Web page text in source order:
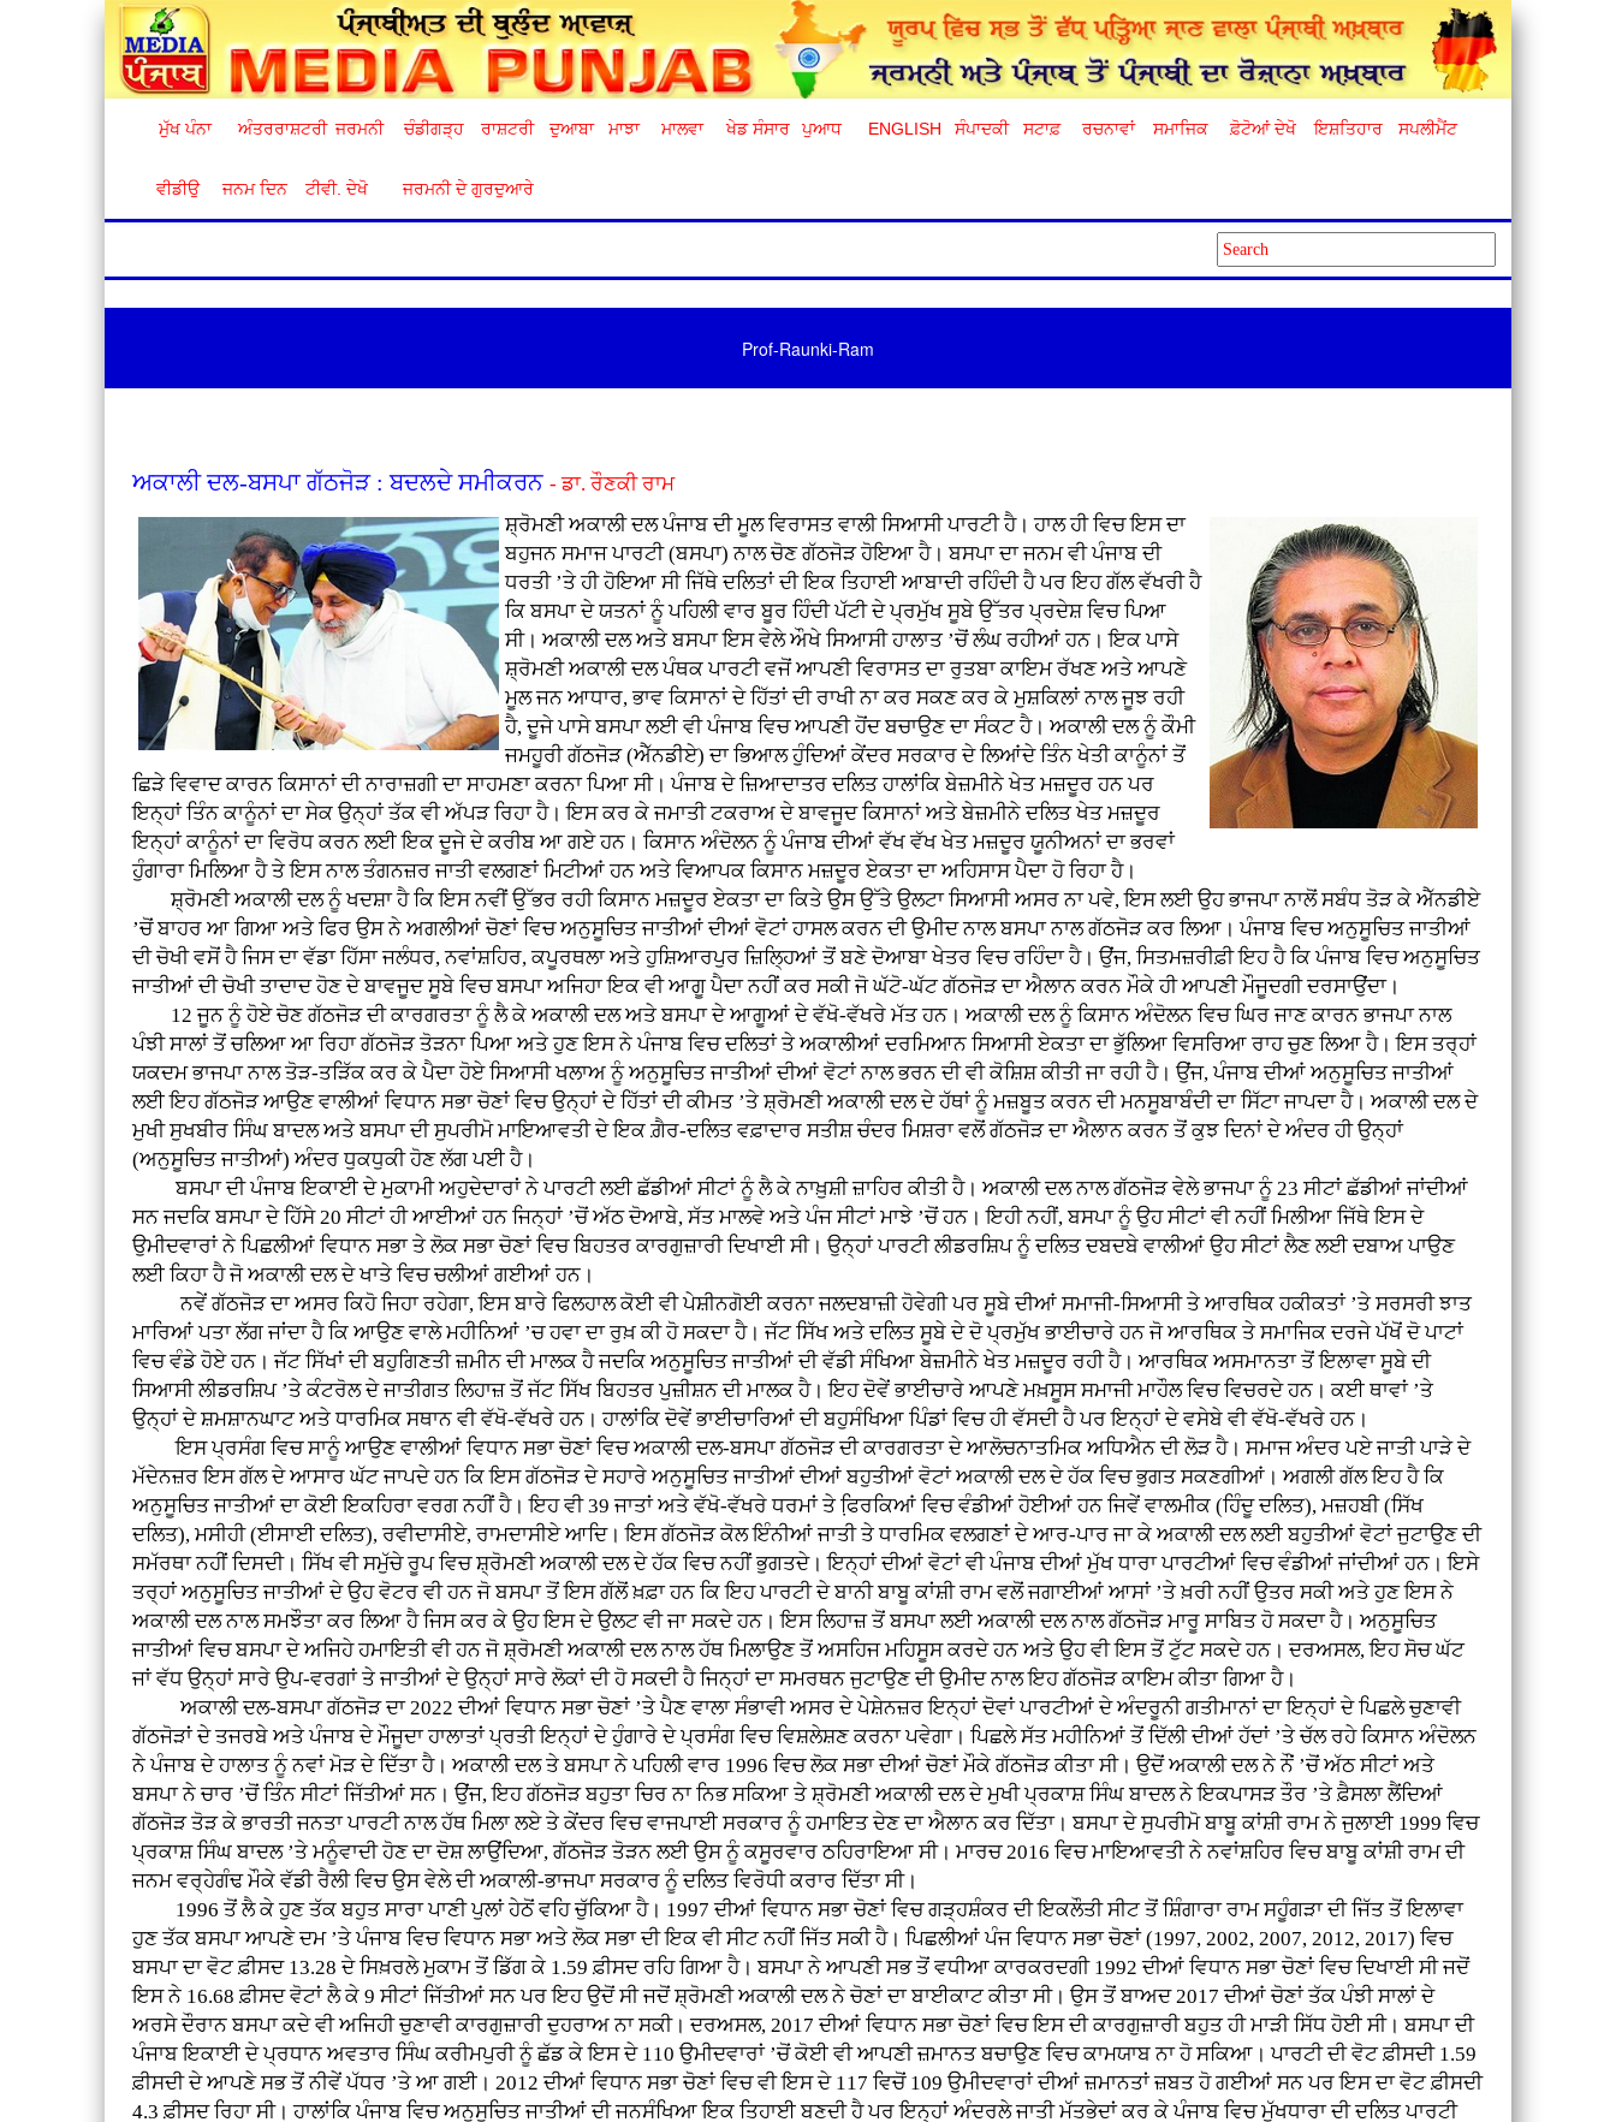
ਮੁੱਖ ਪੰਨਾ ਅੰਤਰਰਾਸ਼ਟਰੀ ਜਰਮਨੀ ਚੰਡੀਗੜ੍ਹ ਰਾਸ਼ਟਰੀ ਦੁਆਬਾ ਮਾਝਾ ਮਾਲਵਾ ਖੇਡ ਸੰਸਾਰ ਪੁਆਧ ENGLISH ਸੰਪਾਦਕੀ ਸਟਾਫ਼ ਰਚਨਾਵਾਂ ਸਮਾਜਿਕ ਫ਼ੋਟੋਆਂ ਦੇਖੋ ਇਸ਼ਤਿਹਾਰ ਸਪਲੀਮੈਂਟ
ਵੀਡੀਉ ਜਨਮ ਦਿਨ ਟੀਵੀ. ਦੇਖੋ ਜਰਮਨੀ ਦੇ ਗੁਰਦੁਆਰੇ
Prof-Raunki-Ram
ਅਕਾਲੀ ਦਲ-ਬਸਪਾ ਗੱਠਜੋੜ : ਬਦਲਦੇ ਸਮੀਕਰਨ- ਡਾ. ਰੌਣਕੀ ਰਾਮ
ਸ਼੍ਰੋਮਣੀ ਅਕਾਲੀ ਦਲ ਪੰਜਾਬ ਦੀ ਮੂਲ ਵਿਰਾਸਤ ਵਾਲੀ ਸਿਆਸੀ ਪਾਰਟੀ ਹੈ। ਹਾਲ ਹੀ ਵਿਚ ਇਸ ਦਾ
ਬਹੁਜਨ ਸਮਾਜ ਪਾਰਟੀ (ਬਸਪਾ) ਨਾਲ ਚੋਣ ਗੱਠਜੋੜ ਹੋਇਆ ਹੈ। ਬਸਪਾ ਦਾ ਜਨਮ ਵੀ ਪੰਜਾਬ ਦੀ
ਧਰਤੀ ’ਤੇ ਹੀ ਹੋਇਆ ਸੀ ਜਿੱਥੇ ਦਲਿਤਾਂ ਦੀ ਇਕ ਤਿਹਾਈ ਆਬਾਦੀ ਰਹਿੰਦੀ ਹੈ ਪਰ ਇਹ ਗੱਲ ਵੱਖਰੀ ਹੈ
ਕਿ ਬਸਪਾ ਦੇ ਯਤਨਾਂ ਨੂੰ ਪਹਿਲੀ ਵਾਰ ਬੂਰ ਹਿੰਦੀ ਪੱਟੀ ਦੇ ਪ੍ਰਮੁੱਖ ਸੂਬੇ ਉੱਤਰ ਪ੍ਰਦੇਸ਼ ਵਿਚ ਪਿਆ
ਸੀ। ਅਕਾਲੀ ਦਲ ਅਤੇ ਬਸਪਾ ਇਸ ਵੇਲੇ ਔਖੇ ਸਿਆਸੀ ਹਾਲਾਤ ’ਚੋਂ ਲੰਘ ਰਹੀਆਂ ਹਨ। ਇਕ ਪਾਸੇ
ਸ਼੍ਰੋਮਣੀ ਅਕਾਲੀ ਦਲ ਪੰਥਕ ਪਾਰਟੀ ਵਜੋਂ ਆਪਣੀ ਵਿਰਾਸਤ ਦਾ ਰੁਤਬਾ ਕਾਇਮ ਰੱਖਣ ਅਤੇ ਆਪਣੇ
ਮੂਲ ਜਨ ਆਧਾਰ, ਭਾਵ ਕਿਸਾਨਾਂ ਦੇ ਹਿੱਤਾਂ ਦੀ ਰਾਖੀ ਨਾ ਕਰ ਸਕਣ ਕਰ ਕੇ ਮੁਸ਼ਕਿਲਾਂ ਨਾਲ ਜੂਝ ਰਹੀ
ਹੈ, ਦੂਜੇ ਪਾਸੇ ਬਸਪਾ ਲਈ ਵੀ ਪੰਜਾਬ ਵਿਚ ਆਪਣੀ ਹੋਂਦ ਬਚਾਉਣ ਦਾ ਸੰਕਟ ਹੈ। ਅਕਾਲੀ ਦਲ ਨੂੰ ਕੌਮੀ
ਜਮਹੂਰੀ ਗੱਠਜੋੜ (ਐੱਨਡੀਏ) ਦਾ ਭਿਆਲ ਹੁੰਦਿਆਂ ਕੇਂਦਰ ਸਰਕਾਰ ਦੇ ਲਿਆਂਦੇ ਤਿੰਨ ਖੇਤੀ ਕਾਨੂੰਨਾਂ ਤੋਂ
ਛਿੜੇ ਵਿਵਾਦ ਕਾਰਨ ਕਿਸਾਨਾਂ ਦੀ ਨਾਰਾਜ਼ਗੀ ਦਾ ਸਾਹਮਣਾ ਕਰਨਾ ਪਿਆ ਸੀ। ਪੰਜਾਬ ਦੇ ਜ਼ਿਆਦਾਤਰ ਦਲਿਤ ਹਾਲਾਂਕਿ ਬੇਜ਼ਮੀਨੇ ਖੇਤ ਮਜ਼ਦੂਰ ਹਨ ਪਰ
ਇਨ੍ਹਾਂ ਤਿੰਨ ਕਾਨੂੰਨਾਂ ਦਾ ਸੇਕ ਉਨ੍ਹਾਂ ਤੱਕ ਵੀ ਅੱਪੜ ਰਿਹਾ ਹੈ। ਇਸ ਕਰ ਕੇ ਜਮਾਤੀ ਟਕਰਾਅ ਦੇ ਬਾਵਜੂਦ ਕਿਸਾਨਾਂ ਅਤੇ ਬੇਜ਼ਮੀਨੇ ਦਲਿਤ ਖੇਤ ਮਜ਼ਦੂਰ
ਇਨ੍ਹਾਂ ਕਾਨੂੰਨਾਂ ਦਾ ਵਿਰੋਧ ਕਰਨ ਲਈ ਇਕ ਦੂਜੇ ਦੇ ਕਰੀਬ ਆ ਗਏ ਹਨ। ਕਿਸਾਨ ਅੰਦੋਲਨ ਨੂੰ ਪੰਜਾਬ ਦੀਆਂ ਵੱਖ ਵੱਖ ਖੇਤ ਮਜ਼ਦੂਰ ਯੂਨੀਅਨਾਂ ਦਾ ਭਰਵਾਂ
ਹੁੰਗਾਰਾ ਮਿਲਿਆ ਹੈ ਤੇ ਇਸ ਨਾਲ ਤੰਗਨਜ਼ਰ ਜਾਤੀ ਵਲਗਣਾਂ ਮਿਟੀਆਂ ਹਨ ਅਤੇ ਵਿਆਪਕ ਕਿਸਾਨ ਮਜ਼ਦੂਰ ਏਕਤਾ ਦਾ ਅਹਿਸਾਸ ਪੈਦਾ ਹੋ ਰਿਹਾ ਹੈ।
ਸ਼੍ਰੋਮਣੀ ਅਕਾਲੀ ਦਲ ਨੂੰ ਖਦਸ਼ਾ ਹੈ ਕਿ ਇਸ ਨਵੀਂ ਉੱਭਰ ਰਹੀ ਕਿਸਾਨ ਮਜ਼ਦੂਰ ਏਕਤਾ ਦਾ ਕਿਤੇ ਉਸ ਉੱਤੇ ਉਲਟਾ ਸਿਆਸੀ ਅਸਰ ਨਾ ਪਵੇ, ਇਸ ਲਈ ਉਹ ਭਾਜਪਾ ਨਾਲੋਂ ਸਬੰਧ ਤੋੜ ਕੇ ਐੱਨਡੀਏ
’ਚੋਂ ਬਾਹਰ ਆ ਗਿਆ ਅਤੇ ਫਿਰ ਉਸ ਨੇ ਅਗਲੀਆਂ ਚੋਣਾਂ ਵਿਚ ਅਨੁਸੂਚਿਤ ਜਾਤੀਆਂ ਦੀਆਂ ਵੋਟਾਂ ਹਾਸਲ ਕਰਨ ਦੀ ਉਮੀਦ ਨਾਲ ਬਸਪਾ ਨਾਲ ਗੱਠਜੋੜ ਕਰ ਲਿਆ। ਪੰਜਾਬ ਵਿਚ ਅਨੁਸੂਚਿਤ ਜਾਤੀਆਂ
ਦੀ ਚੋਖੀ ਵਸੋਂ ਹੈ ਜਿਸ ਦਾ ਵੱਡਾ ਹਿੱਸਾ ਜਲੰਧਰ, ਨਵਾਂਸ਼ਹਿਰ, ਕਪੂਰਥਲਾ ਅਤੇ ਹੁਸ਼ਿਆਰਪੁਰ ਜ਼ਿਲ੍ਹਿਆਂ ਤੋਂ ਬਣੇ ਦੋਆਬਾ ਖੇਤਰ ਵਿਚ ਰਹਿੰਦਾ ਹੈ। ਉਂਜ, ਸਿਤਮਜ਼ਰੀਫ਼ੀ ਇਹ ਹੈ ਕਿ ਪੰਜਾਬ ਵਿਚ ਅਨੁਸੂਚਿਤ
ਜਾਤੀਆਂ ਦੀ ਚੋਖੀ ਤਾਦਾਦ ਹੋਣ ਦੇ ਬਾਵਜੂਦ ਸੂਬੇ ਵਿਚ ਬਸਪਾ ਅਜਿਹਾ ਇਕ ਵੀ ਆਗੂ ਪੈਦਾ ਨਹੀਂ ਕਰ ਸਕੀ ਜੋ ਘੱਟੋ-ਘੱਟ ਗੱਠਜੋੜ ਦਾ ਐਲਾਨ ਕਰਨ ਮੌਕੇ ਹੀ ਆਪਣੀ ਮੌਜੂਦਗੀ ਦਰਸਾਉਂਦਾ।
12 ਜੂਨ ਨੂੰ ਹੋਏ ਚੋਣ ਗੱਠਜੋੜ ਦੀ ਕਾਰਗਰਤਾ ਨੂੰ ਲੈ ਕੇ ਅਕਾਲੀ ਦਲ ਅਤੇ ਬਸਪਾ ਦੇ ਆਗੂਆਂ ਦੇ ਵੱਖੋ-ਵੱਖਰੇ ਮੱਤ ਹਨ। ਅਕਾਲੀ ਦਲ ਨੂੰ ਕਿਸਾਨ ਅੰਦੋਲਨ ਵਿਚ ਘਿਰ ਜਾਣ ਕਾਰਨ ਭਾਜਪਾ ਨਾਲ
ਪੰਝੀ ਸਾਲਾਂ ਤੋਂ ਚਲਿਆ ਆ ਰਿਹਾ ਗੱਠਜੋੜ ਤੋੜਨਾ ਪਿਆ ਅਤੇ ਹੁਣ ਇਸ ਨੇ ਪੰਜਾਬ ਵਿਚ ਦਲਿਤਾਂ ਤੇ ਅਕਾਲੀਆਂ ਦਰਮਿਆਨ ਸਿਆਸੀ ਏਕਤਾ ਦਾ ਭੁੱਲਿਆ ਵਿਸਰਿਆ ਰਾਹ ਚੁਣ ਲਿਆ ਹੈ। ਇਸ ਤਰ੍ਹਾਂ
ਯਕਦਮ ਭਾਜਪਾ ਨਾਲ ਤੋੜ-ਤੜਿੱਕ ਕਰ ਕੇ ਪੈਦਾ ਹੋਏ ਸਿਆਸੀ ਖਲਾਅ ਨੂੰ ਅਨੁਸੂਚਿਤ ਜਾਤੀਆਂ ਦੀਆਂ ਵੋਟਾਂ ਨਾਲ ਭਰਨ ਦੀ ਵੀ ਕੋਸ਼ਿਸ਼ ਕੀਤੀ ਜਾ ਰਹੀ ਹੈ। ਉਂਜ, ਪੰਜਾਬ ਦੀਆਂ ਅਨੁਸੂਚਿਤ ਜਾਤੀਆਂ
ਲਈ ਇਹ ਗੱਠਜੋੜ ਆਉਣ ਵਾਲੀਆਂ ਵਿਧਾਨ ਸਭਾ ਚੋਣਾਂ ਵਿਚ ਉਨ੍ਹਾਂ ਦੇ ਹਿੱਤਾਂ ਦੀ ਕੀਮਤ ’ਤੇ ਸ਼੍ਰੋਮਣੀ ਅਕਾਲੀ ਦਲ ਦੇ ਹੱਥਾਂ ਨੂੰ ਮਜ਼ਬੂਤ ਕਰਨ ਦੀ ਮਨਸੂਬਾਬੰਦੀ ਦਾ ਸਿੱਟਾ ਜਾਪਦਾ ਹੈ। ਅਕਾਲੀ ਦਲ ਦੇ
ਮੁਖੀ ਸੁਖਬੀਰ ਸਿੰਘ ਬਾਦਲ ਅਤੇ ਬਸਪਾ ਦੀ ਸੁਪਰੀਮੋ ਮਾਇਆਵਤੀ ਦੇ ਇਕ ਗ਼ੈਰ-ਦਲਿਤ ਵਫ਼ਾਦਾਰ ਸਤੀਸ਼ ਚੰਦਰ ਮਿਸ਼ਰਾ ਵਲੋਂ ਗੱਠਜੋੜ ਦਾ ਐਲਾਨ ਕਰਨ ਤੋਂ ਕੁਝ ਦਿਨਾਂ ਦੇ ਅੰਦਰ ਹੀ ਉਨ੍ਹਾਂ
(ਅਨੁਸੂਚਿਤ ਜਾਤੀਆਂ) ਅੰਦਰ ਧੁਕਧੁਕੀ ਹੋਣ ਲੱਗ ਪਈ ਹੈ।
ਬਸਪਾ ਦੀ ਪੰਜਾਬ ਇਕਾਈ ਦੇ ਮੁਕਾਮੀ ਅਹੁਦੇਦਾਰਾਂ ਨੇ ਪਾਰਟੀ ਲਈ ਛੱਡੀਆਂ ਸੀਟਾਂ ਨੂੰ ਲੈ ਕੇ ਨਾਖ਼ੁਸ਼ੀ ਜ਼ਾਹਿਰ ਕੀਤੀ ਹੈ। ਅਕਾਲੀ ਦਲ ਨਾਲ ਗੱਠਜੋੜ ਵੇਲੇ ਭਾਜਪਾ ਨੂੰ 23 ਸੀਟਾਂ ਛੱਡੀਆਂ ਜਾਂਦੀਆਂ
ਸਨ ਜਦਕਿ ਬਸਪਾ ਦੇ ਹਿੱਸੇ 20 ਸੀਟਾਂ ਹੀ ਆਈਆਂ ਹਨ ਜਿਨ੍ਹਾਂ ’ਚੋਂ ਅੱਠ ਦੋਆਬੇ, ਸੱਤ ਮਾਲਵੇ ਅਤੇ ਪੰਜ ਸੀਟਾਂ ਮਾਝੇ ’ਚੋਂ ਹਨ। ਇਹੀ ਨਹੀਂ, ਬਸਪਾ ਨੂੰ ਉਹ ਸੀਟਾਂ ਵੀ ਨਹੀਂ ਮਿਲੀਆ ਜਿੱਥੇ ਇਸ ਦੇ
ਉਮੀਦਵਾਰਾਂ ਨੇ ਪਿਛਲੀਆਂ ਵਿਧਾਨ ਸਭਾ ਤੇ ਲੋਕ ਸਭਾ ਚੋਣਾਂ ਵਿਚ ਬਿਹਤਰ ਕਾਰਗੁਜ਼ਾਰੀ ਦਿਖਾਈ ਸੀ। ਉਨ੍ਹਾਂ ਪਾਰਟੀ ਲੀਡਰਸ਼ਿਪ ਨੂੰ ਦਲਿਤ ਦਬਦਬੇ ਵਾਲੀਆਂ ਉਹ ਸੀਟਾਂ ਲੈਣ ਲਈ ਦਬਾਅ ਪਾਉਣ
ਲਈ ਕਿਹਾ ਹੈ ਜੋ ਅਕਾਲੀ ਦਲ ਦੇ ਖਾਤੇ ਵਿਚ ਚਲੀਆਂ ਗਈਆਂ ਹਨ।
ਨਵੇਂ ਗੱਠਜੋੜ ਦਾ ਅਸਰ ਕਿਹੋ ਜਿਹਾ ਰਹੇਗਾ, ਇਸ ਬਾਰੇ ਫਿਲਹਾਲ ਕੋਈ ਵੀ ਪੇਸ਼ੀਨਗੋਈ ਕਰਨਾ ਜਲਦਬਾਜ਼ੀ ਹੋਵੇਗੀ ਪਰ ਸੂਬੇ ਦੀਆਂ ਸਮਾਜੀ-ਸਿਆਸੀ ਤੇ ਆਰਥਿਕ ਹਕੀਕਤਾਂ ’ਤੇ ਸਰਸਰੀ ਝਾਤ
ਮਾਰਿਆਂ ਪਤਾ ਲੱਗ ਜਾਂਦਾ ਹੈ ਕਿ ਆਉਣ ਵਾਲੇ ਮਹੀਨਿਆਂ ’ਚ ਹਵਾ ਦਾ ਰੁਖ਼ ਕੀ ਹੋ ਸਕਦਾ ਹੈ। ਜੱਟ ਸਿੱਖ ਅਤੇ ਦਲਿਤ ਸੂਬੇ ਦੇ ਦੋ ਪ੍ਰਮੁੱਖ ਭਾਈਚਾਰੇ ਹਨ ਜੋ ਆਰਥਿਕ ਤੇ ਸਮਾਜਿਕ ਦਰਜੇ ਪੱਖੋਂ ਦੋ ਪਾਟਾਂ
ਵਿਚ ਵੰਡੇ ਹੋਏ ਹਨ। ਜੱਟ ਸਿੱਖਾਂ ਦੀ ਬਹੁਗਿਣਤੀ ਜ਼ਮੀਨ ਦੀ ਮਾਲਕ ਹੈ ਜਦਕਿ ਅਨੁਸੂਚਿਤ ਜਾਤੀਆਂ ਦੀ ਵੱਡੀ ਸੰਖਿਆ ਬੇਜ਼ਮੀਨੇ ਖੇਤ ਮਜ਼ਦੂਰ ਰਹੀ ਹੈ। ਆਰਥਿਕ ਅਸਮਾਨਤਾ ਤੋਂ ਇਲਾਵਾ ਸੂਬੇ ਦੀ
ਸਿਆਸੀ ਲੀਡਰਸ਼ਿਪ ’ਤੇ ਕੰਟਰੋਲ ਦੇ ਜਾਤੀਗਤ ਲਿਹਾਜ਼ ਤੋਂ ਜੱਟ ਸਿੱਖ ਬਿਹਤਰ ਪੁਜ਼ੀਸ਼ਨ ਦੀ ਮਾਲਕ ਹੈ। ਇਹ ਦੋਵੇਂ ਭਾਈਚਾਰੇ ਆਪਣੇ ਮਖ਼ਸੂਸ ਸਮਾਜੀ ਮਾਹੌਲ ਵਿਚ ਵਿਚਰਦੇ ਹਨ। ਕਈ ਥਾਵਾਂ ’ਤੇ
ਉਨ੍ਹਾਂ ਦੇ ਸ਼ਮਸ਼ਾਨਘਾਟ ਅਤੇ ਧਾਰਮਿਕ ਸਥਾਨ ਵੀ ਵੱਖੋ-ਵੱਖਰੇ ਹਨ। ਹਾਲਾਂਕਿ ਦੋਵੇਂ ਭਾਈਚਾਰਿਆਂ ਦੀ ਬਹੁਸੰਖਿਆ ਪਿੰਡਾਂ ਵਿਚ ਹੀ ਵੱਸਦੀ ਹੈ ਪਰ ਇਨ੍ਹਾਂ ਦੇ ਵਸੇਬੇ ਵੀ ਵੱਖੋ-ਵੱਖਰੇ ਹਨ।
ਇਸ ਪ੍ਰਸੰਗ ਵਿਚ ਸਾਨੂੰ ਆਉਣ ਵਾਲੀਆਂ ਵਿਧਾਨ ਸਭਾ ਚੋਣਾਂ ਵਿਚ ਅਕਾਲੀ ਦਲ-ਬਸਪਾ ਗੱਠਜੋੜ ਦੀ ਕਾਰਗਰਤਾ ਦੇ ਆਲੋਚਨਾਤਮਿਕ ਅਧਿਐਨ ਦੀ ਲੋੜ ਹੈ। ਸਮਾਜ ਅੰਦਰ ਪਏ ਜਾਤੀ ਪਾੜੇ ਦੇ
ਮੱਦੇਨਜ਼ਰ ਇਸ ਗੱਲ ਦੇ ਆਸਾਰ ਘੱਟ ਜਾਪਦੇ ਹਨ ਕਿ ਇਸ ਗੱਠਜੋੜ ਦੇ ਸਹਾਰੇ ਅਨੁਸੂਚਿਤ ਜਾਤੀਆਂ ਦੀਆਂ ਬਹੁਤੀਆਂ ਵੋਟਾਂ ਅਕਾਲੀ ਦਲ ਦੇ ਹੱਕ ਵਿਚ ਭੁਗਤ ਸਕਣਗੀਆਂ। ਅਗਲੀ ਗੱਲ ਇਹ ਹੈ ਕਿ
ਅਨੁਸੂਚਿਤ ਜਾਤੀਆਂ ਦਾ ਕੋਈ ਇਕਹਿਰਾ ਵਰਗ ਨਹੀਂ ਹੈ। ਇਹ ਵੀ 39 ਜਾਤਾਂ ਅਤੇ ਵੱਖੋ-ਵੱਖਰੇ ਧਰਮਾਂ ਤੇ ਫਿ਼ਰਕਿਆਂ ਵਿਚ ਵੰਡੀਆਂ ਹੋਈਆਂ ਹਨ ਜਿਵੇਂ ਵਾਲਮੀਕ (ਹਿੰਦੂ ਦਲਿਤ), ਮਜ਼ਹਬੀ (ਸਿੱਖ
ਦਲਿਤ), ਮਸੀਹੀ (ਈਸਾਈ ਦਲਿਤ), ਰਵੀਦਾਸੀਏ, ਰਾਮਦਾਸੀਏ ਆਦਿ। ਇਸ ਗੱਠਜੋੜ ਕੋਲ ਇੰਨੀਆਂ ਜਾਤੀ ਤੇ ਧਾਰਮਿਕ ਵਲਗਣਾਂ ਦੇ ਆਰ-ਪਾਰ ਜਾ ਕੇ ਅਕਾਲੀ ਦਲ ਲਈ ਬਹੁਤੀਆਂ ਵੋਟਾਂ ਜੁਟਾਉਣ ਦੀ
ਸਮੱਰਥਾ ਨਹੀਂ ਦਿਸਦੀ। ਸਿੱਖ ਵੀ ਸਮੁੱਚੇ ਰੂਪ ਵਿਚ ਸ਼੍ਰੋਮਣੀ ਅਕਾਲੀ ਦਲ ਦੇ ਹੱਕ ਵਿਚ ਨਹੀਂ ਭੁਗਤਦੇ। ਇਨ੍ਹਾਂ ਦੀਆਂ ਵੋਟਾਂ ਵੀ ਪੰਜਾਬ ਦੀਆਂ ਮੁੱਖ ਧਾਰਾ ਪਾਰਟੀਆਂ ਵਿਚ ਵੰਡੀਆਂ ਜਾਂਦੀਆਂ ਹਨ। ਇਸੇ
ਤਰ੍ਹਾਂ ਅਨੁਸੂਚਿਤ ਜਾਤੀਆਂ ਦੇ ਉਹ ਵੋਟਰ ਵੀ ਹਨ ਜੋ ਬਸਪਾ ਤੋਂ ਇਸ ਗੱਲੋਂ ਖ਼ਫ਼ਾ ਹਨ ਕਿ ਇਹ ਪਾਰਟੀ ਦੇ ਬਾਨੀ ਬਾਬੂ ਕਾਂਸ਼ੀ ਰਾਮ ਵਲੋਂ ਜਗਾਈਆਂ ਆਸਾਂ ’ਤੇ ਖ਼ਰੀ ਨਹੀਂ ਉਤਰ ਸਕੀ ਅਤੇ ਹੁਣ ਇਸ ਨੇ
ਅਕਾਲੀ ਦਲ ਨਾਲ ਸਮਝੌਤਾ ਕਰ ਲਿਆ ਹੈ ਜਿਸ ਕਰ ਕੇ ਉਹ ਇਸ ਦੇ ਉਲਟ ਵੀ ਜਾ ਸਕਦੇ ਹਨ। ਇਸ ਲਿਹਾਜ਼ ਤੋਂ ਬਸਪਾ ਲਈ ਅਕਾਲੀ ਦਲ ਨਾਲ ਗੱਠਜੋੜ ਮਾਰੂ ਸਾਬਿਤ ਹੋ ਸਕਦਾ ਹੈ। ਅਨੁਸੂਚਿਤ
ਜਾਤੀਆਂ ਵਿਚ ਬਸਪਾ ਦੇ ਅਜਿਹੇ ਹਮਾਇਤੀ ਵੀ ਹਨ ਜੋ ਸ਼੍ਰੋਮਣੀ ਅਕਾਲੀ ਦਲ ਨਾਲ ਹੱਥ ਮਿਲਾਉਣ ਤੋਂ ਅਸਹਿਜ ਮਹਿਸੂਸ ਕਰਦੇ ਹਨ ਅਤੇ ਉਹ ਵੀ ਇਸ ਤੋਂ ਟੁੱਟ ਸਕਦੇ ਹਨ। ਦਰਅਸਲ, ਇਹ ਸੋਚ ਘੱਟ
ਜਾਂ ਵੱਧ ਉਨ੍ਹਾਂ ਸਾਰੇ ਉਪ-ਵਰਗਾਂ ਤੇ ਜਾਤੀਆਂ ਦੇ ਉਨ੍ਹਾਂ ਸਾਰੇ ਲੋਕਾਂ ਦੀ ਹੋ ਸਕਦੀ ਹੈ ਜਿਨ੍ਹਾਂ ਦਾ ਸਮਰਥਨ ਜੁਟਾਉਣ ਦੀ ਉਮੀਦ ਨਾਲ ਇਹ ਗੱਠਜੋੜ ਕਾਇਮ ਕੀਤਾ ਗਿਆ ਹੈ।
ਅਕਾਲੀ ਦਲ-ਬਸਪਾ ਗੱਠਜੋੜ ਦਾ 2022 ਦੀਆਂ ਵਿਧਾਨ ਸਭਾ ਚੋਣਾਂ ’ਤੇ ਪੈਣ ਵਾਲਾ ਸੰਭਾਵੀ ਅਸਰ ਦੇ ਪੇਸ਼ੇਨਜ਼ਰ ਇਨ੍ਹਾਂ ਦੋਵਾਂ ਪਾਰਟੀਆਂ ਦੇ ਅੰਦਰੂਨੀ ਗਤੀਮਾਨਾਂ ਦਾ ਇਨ੍ਹਾਂ ਦੇ ਪਿਛਲੇ ਚੁਣਾਵੀ
ਗੱਠਜੋੜਾਂ ਦੇ ਤਜਰਬੇ ਅਤੇ ਪੰਜਾਬ ਦੇ ਮੌਜੂਦਾ ਹਾਲਾਤਾਂ ਪ੍ਰਤੀ ਇਨ੍ਹਾਂ ਦੇ ਹੁੰਗਾਰੇ ਦੇ ਪ੍ਰਸੰਗ ਵਿਚ ਵਿਸ਼ਲੇਸ਼ਣ ਕਰਨਾ ਪਵੇਗਾ। ਪਿਛਲੇ ਸੱਤ ਮਹੀਨਿਆਂ ਤੋਂ ਦਿੱਲੀ ਦੀਆਂ ਹੱਦਾਂ ’ਤੇ ਚੱਲ ਰਹੇ ਕਿਸਾਨ ਅੰਦੋਲਨ
ਨੇ ਪੰਜਾਬ ਦੇ ਹਾਲਾਤ ਨੂੰ ਨਵਾਂ ਮੋੜ ਦੇ ਦਿੱਤਾ ਹੈ। ਅਕਾਲੀ ਦਲ ਤੇ ਬਸਪਾ ਨੇ ਪਹਿਲੀ ਵਾਰ 1996 ਵਿਚ ਲੋਕ ਸਭਾ ਦੀਆਂ ਚੋਣਾਂ ਮੌਕੇ ਗੱਠਜੋੜ ਕੀਤਾ ਸੀ। ਉਦੋਂ ਅਕਾਲੀ ਦਲ ਨੇ ਨੌਂ ’ਚੋਂ ਅੱਠ ਸੀਟਾਂ ਅਤੇ
ਬਸਪਾ ਨੇ ਚਾਰ ’ਚੋਂ ਤਿੰਨ ਸੀਟਾਂ ਜਿੱਤੀਆਂ ਸਨ। ਉਂਜ, ਇਹ ਗੱਠਜੋੜ ਬਹੁਤਾ ਚਿਰ ਨਾ ਨਿਭ ਸਕਿਆ ਤੇ ਸ਼੍ਰੋਮਣੀ ਅਕਾਲੀ ਦਲ ਦੇ ਮੁਖੀ ਪ੍ਰਕਾਸ਼ ਸਿੰਘ ਬਾਦਲ ਨੇ ਇਕਪਾਸੜ ਤੌਰ ’ਤੇ ਫ਼ੈਸਲਾ ਲੈਂਦਿਆਂ
ਗੱਠਜੋੜ ਤੋੜ ਕੇ ਭਾਰਤੀ ਜਨਤਾ ਪਾਰਟੀ ਨਾਲ ਹੱਥ ਮਿਲਾ ਲਏ ਤੇ ਕੇਂਦਰ ਵਿਚ ਵਾਜਪਾਈ ਸਰਕਾਰ ਨੂੰ ਹਮਾਇਤ ਦੇਣ ਦਾ ਐਲਾਨ ਕਰ ਦਿੱਤਾ। ਬਸਪਾ ਦੇ ਸੁਪਰੀਮੋ ਬਾਬੂ ਕਾਂਸ਼ੀ ਰਾਮ ਨੇ ਜੁਲਾਈ 1999 ਵਿਚ
ਪ੍ਰਕਾਸ਼ ਸਿੰਘ ਬਾਦਲ ’ਤੇ ਮਨੂੰਵਾਦੀ ਹੋਣ ਦਾ ਦੋਸ਼ ਲਾਉਂਦਿਆ, ਗੱਠਜੋੜ ਤੋੜਨ ਲਈ ਉਸ ਨੂੰ ਕਸੂਰਵਾਰ ਠਹਿਰਾਇਆ ਸੀ। ਮਾਰਚ 2016 ਵਿਚ ਮਾਇਆਵਤੀ ਨੇ ਨਵਾਂਸ਼ਹਿਰ ਵਿਚ ਬਾਬੂ ਕਾਂਸ਼ੀ ਰਾਮ ਦੀ
ਜਨਮ ਵਰ੍ਹੇਗੰਢ ਮੌਕੇ ਵੱਡੀ ਰੈਲੀ ਵਿਚ ਉਸ ਵੇਲੇ ਦੀ ਅਕਾਲੀ-ਭਾਜਪਾ ਸਰਕਾਰ ਨੂੰ ਦਲਿਤ ਵਿਰੋਧੀ ਕਰਾਰ ਦਿੱਤਾ ਸੀ।
1996 ਤੋਂ ਲੈ ਕੇ ਹੁਣ ਤੱਕ ਬਹੁਤ ਸਾਰਾ ਪਾਣੀ ਪੁਲਾਂ ਹੇਠੋਂ ਵਹਿ ਚੁੱਕਿਆ ਹੈ। 1997 ਦੀਆਂ ਵਿਧਾਨ ਸਭਾ ਚੋਣਾਂ ਵਿਚ ਗੜ੍ਹਸ਼ੰਕਰ ਦੀ ਇਕਲੌਤੀ ਸੀਟ ਤੋਂ ਸ਼ਿੰਗਾਰਾ ਰਾਮ ਸਹੂੰਗੜਾ ਦੀ ਜਿੱਤ ਤੋਂ ਇਲਾਵਾ
ਹੁਣ ਤੱਕ ਬਸਪਾ ਆਪਣੇ ਦਮ ’ਤੇ ਪੰਜਾਬ ਵਿਚ ਵਿਧਾਨ ਸਭਾ ਅਤੇ ਲੋਕ ਸਭਾ ਦੀ ਇਕ ਵੀ ਸੀਟ ਨਹੀਂ ਜਿੱਤ ਸਕੀ ਹੈ। ਪਿਛਲੀਆਂ ਪੰਜ ਵਿਧਾਨ ਸਭਾ ਚੋਣਾਂ (1997, 2002, 2007, 2012, 2017) ਵਿਚ
ਬਸਪਾ ਦਾ ਵੋਟ ਫ਼ੀਸਦ 13.28 ਦੇ ਸਿਖ਼ਰਲੇ ਮੁਕਾਮ ਤੋਂ ਡਿੱਗ ਕੇ 1.59 ਫ਼ੀਸਦ ਰਹਿ ਗਿਆ ਹੈ। ਬਸਪਾ ਨੇ ਆਪਣੀ ਸਭ ਤੋਂ ਵਧੀਆ ਕਾਰਕਰਦਗੀ 1992 ਦੀਆਂ ਵਿਧਾਨ ਸਭਾ ਚੋਣਾਂ ਵਿਚ ਦਿਖਾਈ ਸੀ ਜਦੋਂ
ਇਸ ਨੇ 16.68 ਫ਼ੀਸਦ ਵੋਟਾਂ ਲੈ ਕੇ 9 ਸੀਟਾਂ ਜਿੱਤੀਆਂ ਸਨ ਪਰ ਇਹ ਉਦੋਂ ਸੀ ਜਦੋਂ ਸ਼੍ਰੋਮਣੀ ਅਕਾਲੀ ਦਲ ਨੇ ਚੋਣਾਂ ਦਾ ਬਾਈਕਾਟ ਕੀਤਾ ਸੀ। ਉਸ ਤੋਂ ਬਾਅਦ 2017 ਦੀਆਂ ਚੋਣਾਂ ਤੱਕ ਪੰਝੀ ਸਾਲਾਂ ਦੇ
ਅਰਸੇ ਦੌਰਾਨ ਬਸਪਾ ਕਦੇ ਵੀ ਅਜਿਹੀ ਚੁਣਾਵੀ ਕਾਰਗੁਜ਼ਾਰੀ ਦੁਹਰਾਅ ਨਾ ਸਕੀ। ਦਰਅਸਲ, 2017 ਦੀਆਂ ਵਿਧਾਨ ਸਭਾ ਚੋਣਾਂ ਵਿਚ ਇਸ ਦੀ ਕਾਰਗੁਜ਼ਾਰੀ ਬਹੁਤ ਹੀ ਮਾੜੀ ਸਿੱਧ ਹੋਈ ਸੀ। ਬਸਪਾ ਦੀ
ਪੰਜਾਬ ਇਕਾਈ ਦੇ ਪ੍ਰਧਾਨ ਅਵਤਾਰ ਸਿੰਘ ਕਰੀਮਪੁਰੀ ਨੂੰ ਛੱਡ ਕੇ ਇਸ ਦੇ 110 ਉਮੀਦਵਾਰਾਂ ’ਚੋਂ ਕੋਈ ਵੀ ਆਪਣੀ ਜ਼ਮਾਨਤ ਬਚਾਉਣ ਵਿਚ ਕਾਮਯਾਬ ਨਾ ਹੋ ਸਕਿਆ। ਪਾਰਟੀ ਦੀ ਵੋਟ ਫ਼ੀਸਦੀ 1.59
ਫ਼ੀਸਦੀ ਦੇ ਆਪਣੇ ਸਭ ਤੋਂ ਨੀਵੇਂ ਪੱਧਰ ’ਤੇ ਆ ਗਈ। 2012 ਦੀਆਂ ਵਿਧਾਨ ਸਭਾ ਚੋਣਾਂ ਵਿਚ ਵੀ ਇਸ ਦੇ 117 ਵਿਚੋਂ 109 ਉਮੀਦਵਾਰਾਂ ਦੀਆਂ ਜ਼ਮਾਨਤਾਂ ਜ਼ਬਤ ਹੋ ਗਈਆਂ ਸਨ ਪਰ ਇਸ ਦਾ ਵੋਟ ਫ਼ੀਸਦੀ
4.3 ਫ਼ੀਸਦ ਰਿਹਾ ਸੀ। ਹਾਲਾਂਕਿ ਪੰਜਾਬ ਵਿਚ ਅਨੁਸੂਚਿਤ ਜਾਤੀਆਂ ਦੀ ਜਨਸੰਖਿਆ ਇਕ ਤਿਹਾਈ ਬਣਦੀ ਹੈ ਪਰ ਇਨ੍ਹਾਂ ਅੰਦਰਲੇ ਜਾਤੀ ਮੱਤਭੇਦਾਂ ਕਰ ਕੇ ਪੰਜਾਬ ਵਿਚ ਮੁੱਖਧਾਰਾ ਦੀ ਦਲਿਤ ਪਾਰਟੀ